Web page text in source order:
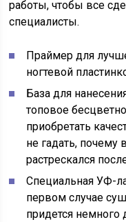
работы, чтобы все
специалисты.
Праймер для
ногтевой
База для
топовое
приобретать
не гадать,
растрескался
Специальная УФ-
первом случае
придется